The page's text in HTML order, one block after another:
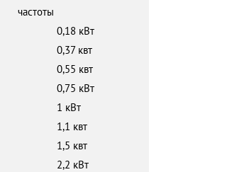
частоты
0,18 кВт
0,37 квт
0,55 квт
0,75 кВт
1 кВт
1,1 квт
1,5 квт
2,2 кВт